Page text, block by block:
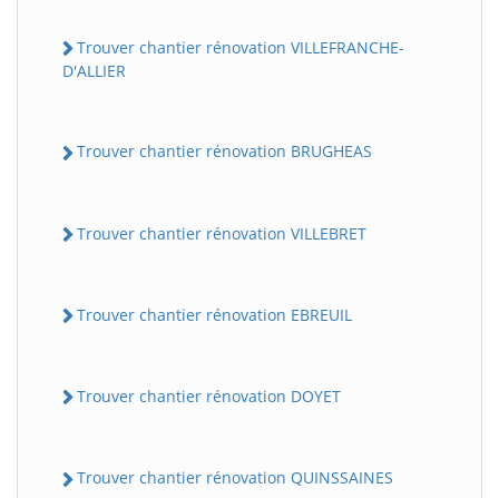
Trouver chantier rénovation VILLEFRANCHE-
D'ALLIER
Trouver chantier rénovation BRUGHEAS
Trouver chantier rénovation VILLEBRET
Trouver chantier rénovation EBREUIL
Trouver chantier rénovation DOYET
Trouver chantier rénovation QUINSSAINES